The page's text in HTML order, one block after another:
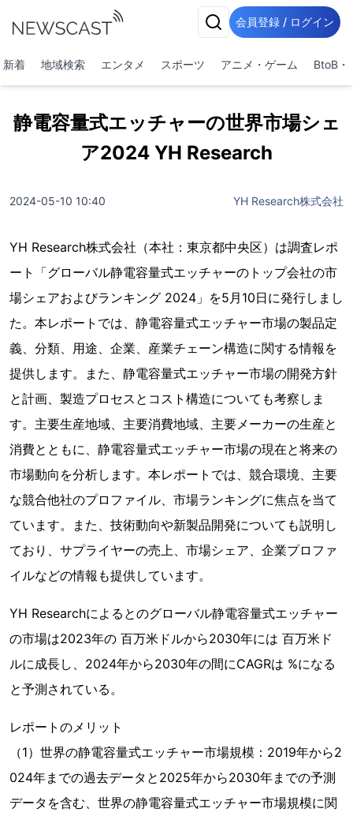
会員登録 / ログイン
新着 地域検索 エンタメ スポーツ アニメ・ゲーム BtoB・
静電容量式エッチャーの世界市場シェ
ア2024 YH Research
2024-05-10 10:40 YH Research株式会社
YH Research株式会社（本社：東京都中央区）は調査レポ
ート「グローバル静電容量式エッチャーのトップ会社の市
場シェアおよびランキング 2024」を5月10日に発行しまし
た。本レポートでは、静電容量式エッチャー市場の製品定
義、分類、用途、企業、産業チェーン構造に関する情報を
提供します。また、静電容量式エッチャー市場の開発方針
と計画、製造プロセスとコスト構造についても考察しま
す。主要生産地域、主要消費地域、主要メーカーの生産と
消費とともに、静電容量式エッチャー市場の現在と将来の
市場動向を分析します。本レポートでは、競合環境、主要
な競合他社のプロファイル、市場ランキングに焦点を当て
ています。また、技術動向や新製品開発についても説明し
ており、サプライヤーの売上、市場シェア、企業プロファ
イルなどの情報も提供しています。
YH Researchによるとのグローバル静電容量式エッチャー
の市場は2023年の 百万米ドルから2030年には 百万米ド
ルに成長し、2024年から2030年の間にCAGRは %になる
と予測されている。
レポートのメリット
（1）世界の静電容量式エッチャー市場規模：2019年から2
024年までの過去データと2025年から2030年までの予測
データを含む、世界の静電容量式エッチャー市場規模に関